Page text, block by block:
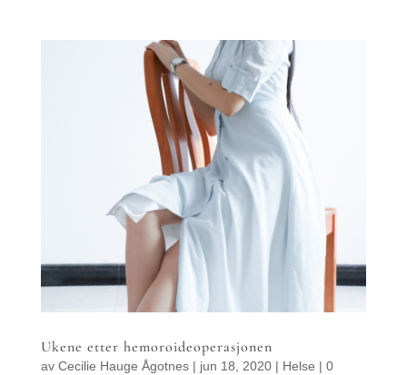
Ukene etter hemoroideoperasjonen
av Cecilie Hauge Ågotnes| jun 18, 2020| Helse | 0